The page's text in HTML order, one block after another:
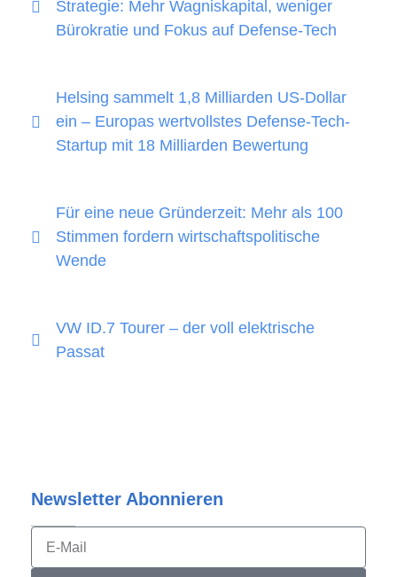
Strategie: Mehr Wagniskapital, weniger
Bürokratie und Fokus auf Defense-Tech
Helsing sammelt 1,8 Milliarden US-Dollar
ein – Europas wertvollstes Defense-Tech-
Startup mit 18 Milliarden Bewertung
Für eine neue Gründerzeit: Mehr als 100
Stimmen fordern wirtschaftspolitische
Wende
VW ID.7 Tourer – der voll elektrische
Passat
Newsletter Abonnieren​